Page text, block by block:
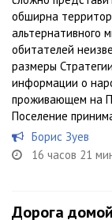
обширна
альтернативного
обитателей
размеры
информации о
проживающем на
Поселение
Борис Зуев
16 часов 21
Дорога